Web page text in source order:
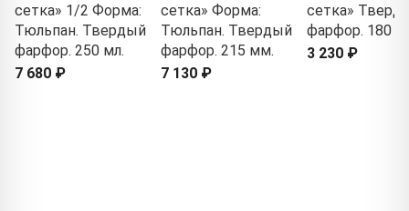
сетка» 1/2 Форма:
Тюльпан. Твердый
фарфор. 250 мл.
7 680 ₽
сетка» Форма:
Тюльпан. Твердый
фарфор. 215 мм.
7 130 ₽
сетка»
фарфор. 180
3 230 ₽